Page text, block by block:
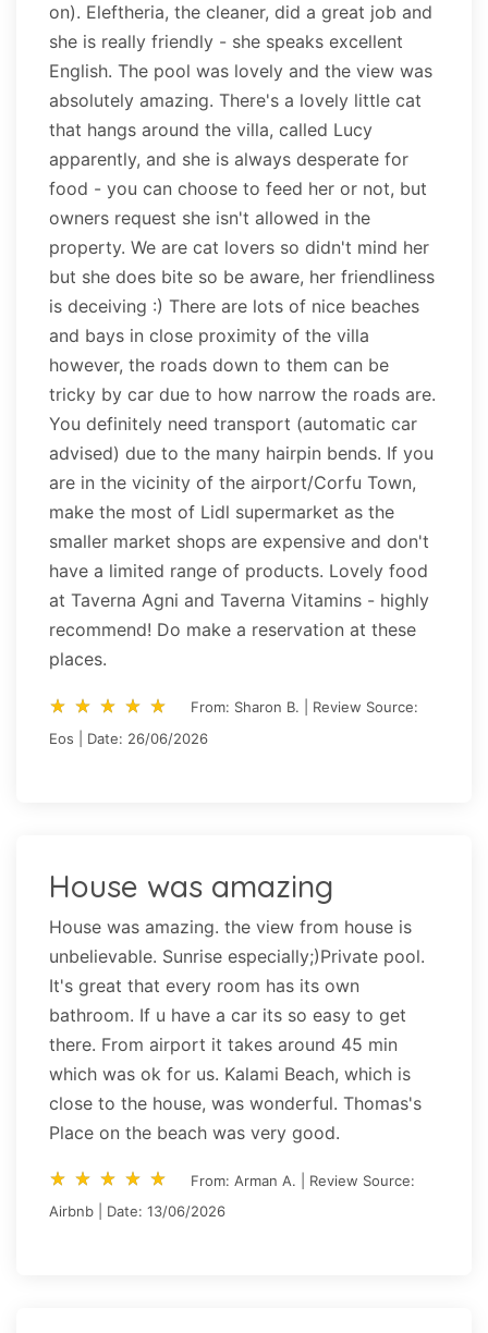
on). Eleftheria, the cleaner, did a great job and
she is really friendly - she speaks excellent
English. The pool was lovely and the view was
absolutely amazing. There's a lovely little cat
that hangs around the villa, called Lucy
apparently, and she is always desperate for
food - you can choose to feed her or not, but
owners request she isn't allowed in the
property. We are cat lovers so didn't mind her
but she does bite so be aware, her friendliness
is deceiving :) There are lots of nice beaches
and bays in close proximity of the villa
however, the roads down to them can be
tricky by car due to how narrow the roads are.
You definitely need transport (automatic car
advised) due to the many hairpin bends. If you
are in the vicinity of the airport/Corfu Town,
make the most of Lidl supermarket as the
smaller market shops are expensive and don't
have a limited range of products. Lovely food
at Taverna Agni and Taverna Vitamins - highly
recommend! Do make a reservation at these
places.
star_rate star_rate star_rate star_rate star_rate
star_rate star_rate star_rate star_rate star_rate
From: Sharon B. | Review Source:
Eos | Date: 26/06/2026
House was amazing
House was amazing. the view from house is
unbelievable. Sunrise especially;)Private pool.
It's great that every room has its own
bathroom. If u have a car its so easy to get
there. From airport it takes around 45 min
which was ok for us. Kalami Beach, which is
close to the house, was wonderful. Thomas's
Place on the beach was very good.
star_rate star_rate star_rate star_rate star_rate
star_rate star_rate star_rate star_rate star_rate
From: Arman A. | Review Source:
Airbnb | Date: 13/06/2026